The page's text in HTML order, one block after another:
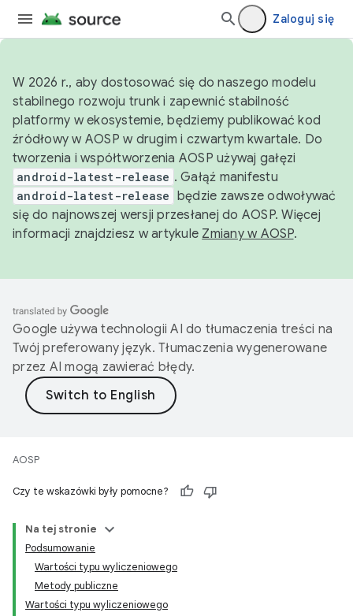
Zaloguj się
W 2026 r., aby dostosować się do naszego modelu
stabilnego rozwoju trunk i zapewnić stabilność
platformy w ekosystemie, będziemy publikować kod
źródłowy w AOSP w drugim i czwartym kwartale. Do
tworzenia i współtworzenia AOSP używaj gałęzi
android-latest-release . Gałąź manifestu
android-latest-release będzie zawsze odwoływać
się do najnowszej wersji przesłanej do AOSP. Więcej
informacji znajdziesz w artykule Zmiany w AOSP.
Google używa technologii AI do tłumaczenia treści na
Twój preferowany język. Tłumaczenia wygenerowane
przez AI mogą zawierać błędy.
AOSP
Czy te wskazówki były pomocne?
Na tej stronie
Podsumowanie
Wartości typu wyliczeniowego
Metody publiczne
Wartości typu wyliczeniowego